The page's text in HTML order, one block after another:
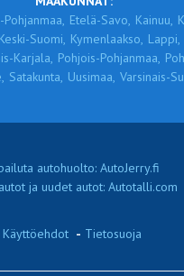
Pohjanmaa, Etelä-Savo, Kainuu,
Keski-Suomi, Kymenlaakso, Lappi,
Karjala, Pohjois-Pohjanmaa,
Satakunta, Uusimaa, Varsinais-
autohuolto: AutoJerry.fi
ja uudet autot: Autotalli.com
Käyttöehdot - Tietosuoja